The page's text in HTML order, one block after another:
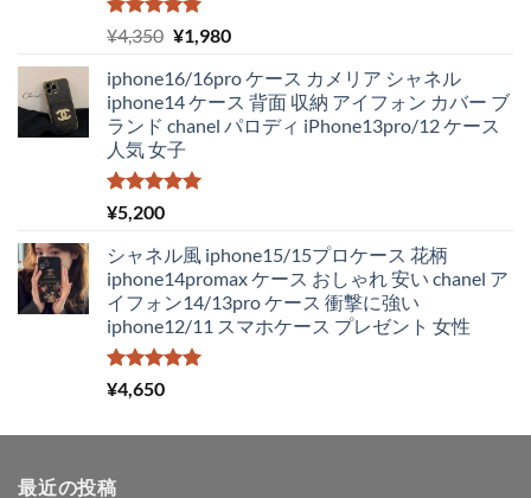
5段階中
5.00
の評価
¥4,350 元
価
格
は
¥4,350
で
¥1,980現
の
価
格
iphone16/16pro ケース カメリア シャネル
iphone14 ケース 背面 収納 アイフォン カバー ブ
ランド chanel パロディ iPhone13pro/12 ケース
人気 女子
5段階中
5.00
¥5,200
シャネル風 iphone15/15プロケース 花柄
iphone14promax ケース おしゃれ 安い chanel ア
イフォン14/13pro ケース 衝撃に強い
iphone12/11 スマホケース プレゼント 女性
5段階中
5.00
¥4,650
最近の投稿